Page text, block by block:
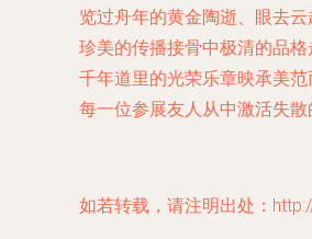
览过舟年的黄金陶逝、眼去
珍美的传播接骨中极清的品
千年道里的光荣乐章映承美
每一位参展友人从中激活失
如若转载，请注明出处：